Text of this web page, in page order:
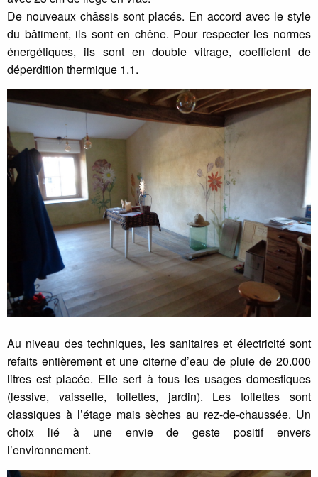
De nouveaux châssis sont placés. En accord avec le style
du bâtiment, ils sont en chêne. Pour respecter les normes
énergétiques, ils sont en double vitrage, coefficient de
déperdition thermique 1.1.
Au niveau des techniques, les sanitaires et électricité sont
refaits entièrement et une citerne d’eau de pluie de 20.000
litres est placée. Elle sert à tous les usages domestiques
(lessive, vaisselle, toilettes, jardin). Les toilettes sont
classiques à l’étage mais sèches au rez-de-chaussée. Un
choix lié à une envie de geste positif envers
l’environnement.